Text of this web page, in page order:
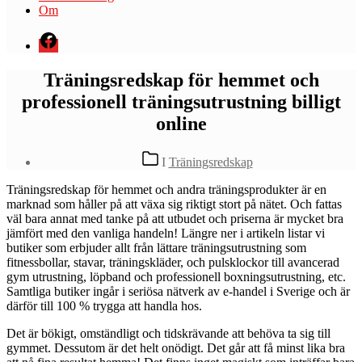
Om
Menyval
Träningsredskap för hemmet och
professionell träningsutrustning billigt
online
Kategorier
I Träningsredskap
Träningsredskap för hemmet och andra träningsprodukter är en
marknad som håller på att växa sig riktigt stort på nätet. Och fattas
väl bara annat med tanke på att utbudet och priserna är mycket bra
jämfört med den vanliga handeln! Längre ner i artikeln listar vi
butiker som erbjuder allt från lättare träningsutrustning som
fitnessbollar, stavar, träningskläder, och pulsklockor till avancerad
gym utrustning, löpband och professionell boxningsutrustning, etc.
Samtliga butiker ingår i seriösa nätverk av e-handel i Sverige och är
därför till 100 % trygga att handla hos.
Det är bökigt, omständligt och tidskrävande att behöva ta sig till
gymmet. Dessutom är det helt onödigt. Det går att få minst lika bra